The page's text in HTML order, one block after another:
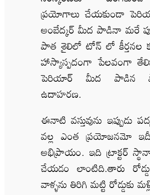
ప్రయోగాలు చేయకుండా
అంబేద్కర్ మీద పాడినా మరే
పాత శైలిలో టోన్ లో కీర్తనల
హాస్యాస్పదంగా పేలవంగా
పెరియార్ మీద పాడిన
ఉదాహరణ.
ఈనాటి వస్తువును ఇప్పుడు
వల్ల ఎంత ప్రయోజనమో
అభిప్రాయం. ఇది ట్రాక్టర్
చేయడం లాంటిది.తారు రోడ్డు
వాళ్ళను తిరిగి మట్టి రోడ్డుకు